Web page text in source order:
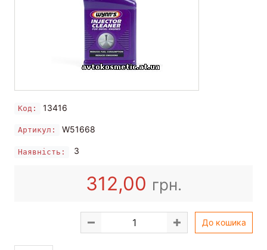
Код: 13416
Артикул: W51668
Наявність: 3
312,00 грн.
До кошика